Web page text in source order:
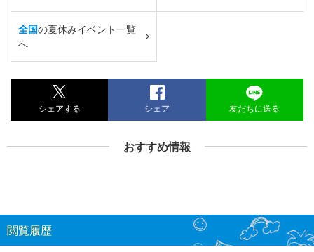
全国の夏休みイベント一覧
へ
シェアする シェア 友だちに送る
おすすめ情報
閲覧履歴